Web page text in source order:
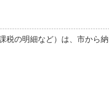
税の明細など）は、市から納